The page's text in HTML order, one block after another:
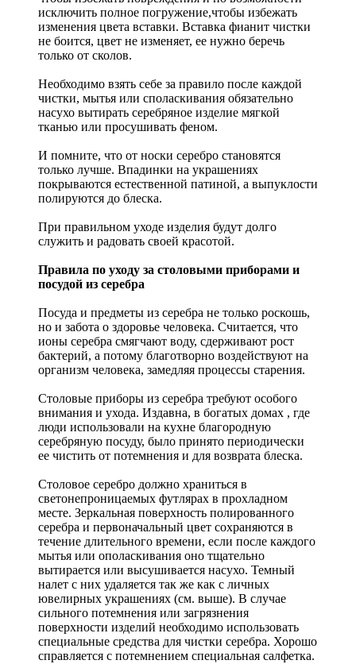
исключить полное погружение,чтобы избежать
изменения цвета вставки. Вставка фианит чистки
не боится, цвет не изменяет, ее нужно беречь
только от сколов.
Необходимо взять себе за правило после каждой
чистки, мытья или споласкивания обязательно
насухо вытирать серебряное изделие мягкой
тканью или просушивать феном.
И помните, что от носки серебро становятся
только лучше. Впадинки на украшениях
покрываются естественной патиной, а выпуклости
полируются до блеска.
При правильном уходе изделия будут долго
служить и радовать своей красотой.
Правила по уходу за столовыми приборами и
посудой из серебра
Посуда и предметы из серебра не только роскошь,
но и забота о здоровье человека. Считается, что
ионы серебра смягчают воду, сдерживают рост
бактерий, а потому благотворно воздействуют на
организм человека, замедляя процессы старения.
Столовые приборы из серебра требуют особого
внимания и ухода. Издавна, в богатых домах , где
люди использовали на кухне благородную
серебряную посуду, было принято периодически
ее чистить от потемнения и для возврата блеска.
Столовое серебро должно храниться в
светонепроницаемых футлярах в прохладном
месте. Зеркальная поверхность полированного
серебра и первоначальный цвет сохраняются в
течение длительного времени, если после каждого
мытья или ополаскивания оно тщательно
вытирается или высушивается насухо. Темный
налет с них удаляется так же как с личных
ювелирных украшениях (см. выше). В случае
сильного потемнения или загрязнения
поверхности изделий необходимо использовать
специальные средства для чистки серебра. Хорошо
справляется с потемнением специальная салфетка.